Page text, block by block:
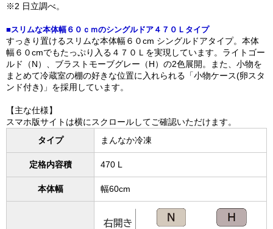
※2 日立調べ。
■スリムな本体幅６０ｃｍのシングルドア４７０Ｌタイプ
すっきり置けるスリムな本体幅６０cm シングルドアタイプ。本体
幅６０cmでもたっぷり入る４７０Ｌを実現しています。ライトゴー
ルド（N）、ブラストモーブグレー（H）の2色展開。また、小物を
まとめて冷蔵室の棚の好きな位置に入れられる「小物ケース(卵スタ
ンド付き)」を採用しています。
【主な仕様】
スマホ版サイトは横にスクロールしてご確認いただけます。
タイプ
まんなか冷凍
定格内容積 470 L
本体幅 幅60cm